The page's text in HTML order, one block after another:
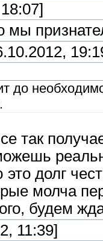
мы
до
так
долг
молча
будем
11:39]